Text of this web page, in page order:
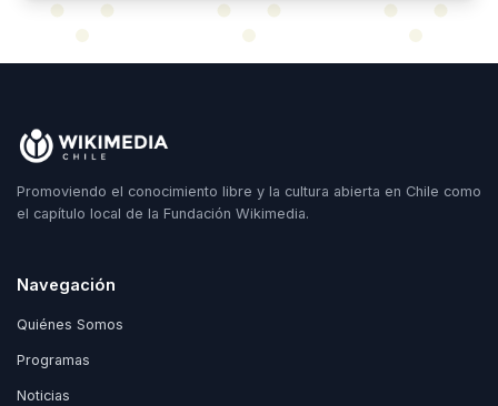
Promoviendo el conocimiento libre y la cultura abierta en Chile como
el capítulo local de la Fundación Wikimedia.
Navegación
Quiénes Somos
Programas
Noticias